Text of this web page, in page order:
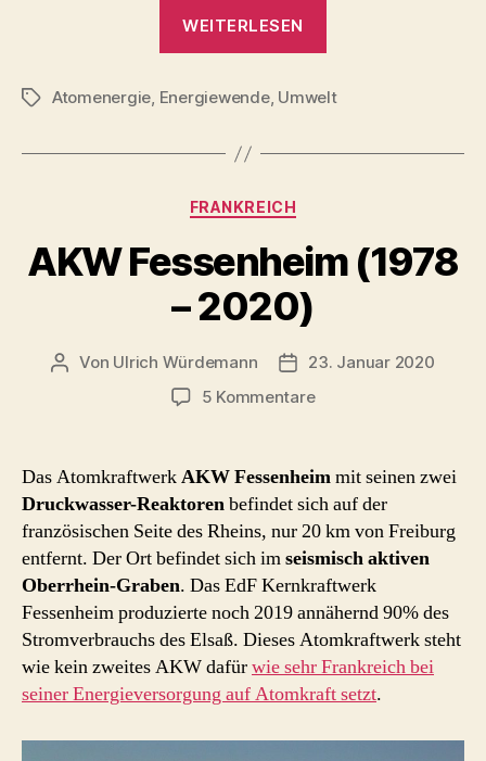
WEITERLESEN
–
/
Schlagwörter
Atomenergie, Energiewende, Umwelt
Kategorien
FRANKREICH
AKW Fessenheim (1978
– 2020)
Beitragsautor
Von Ulrich Würdemann Beitragsdatum
23. Januar 2020
5 Kommentarezu
(1978
2020)
Das AtomkraftwerkAKW Fessenheimmit seinen zwei
Druckwasser-Reaktorenbefindet sich auf der
französischen Seite des Rheins, nur 20 km von Freiburg
entfernt. Der Ort befindet sich imseismisch aktiven
Oberrhein-Graben. Das EdF Kernkraftwerk
Fessenheim produzierte noch 2019 annähernd 90% des
Stromverbrauchs des Elsaß. Dieses Atomkraftwerk steht
wie kein zweites AKW dafürwie sehr Frankreich bei
seiner Energieversorgung auf Atomkraft setzt.